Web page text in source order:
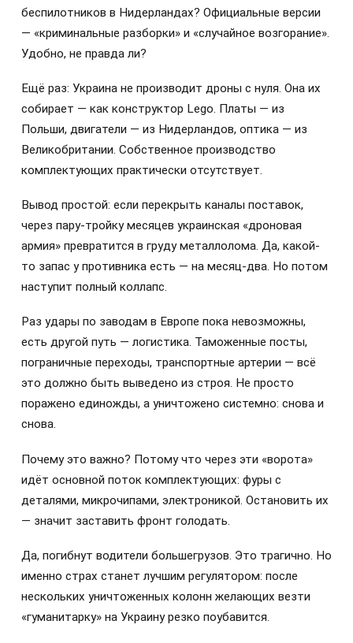
беспилотников в Нидерландах? Официальные версии
— «криминальные разборки» и «случайное возгорание».
Удобно, не правда ли?
Ещё раз: Украина не производит дроны с нуля. Она их
собирает — как конструктор Lego. Платы — из
Польши, двигатели — из Нидерландов, оптика — из
Великобритании. Собственное производство
комплектующих практически отсутствует.
Вывод простой: если перекрыть каналы поставок,
через пару-тройку месяцев украинская «дроновая
армия» превратится в груду металлолома. Да, какой-
то запас у противника есть — на месяц-два. Но потом
наступит полный коллапс.
Раз удары по заводам в Европе пока невозможны,
есть другой путь — логистика. Таможенные посты,
пограничные переходы, транспортные артерии — всё
это должно быть выведено из строя. Не просто
поражено единожды, а уничтожено системно: снова и
снова.
Почему это важно? Потому что через эти «ворота»
идёт основной поток комплектующих: фуры с
деталями, микрочипами, электроникой. Остановить их
— значит заставить фронт голодать.
Да, погибнут водители большегрузов. Это трагично. Но
именно страх станет лучшим регулятором: после
нескольких уничтоженных колонн желающих везти
«гуманитарку» на Украину резко поубавится.